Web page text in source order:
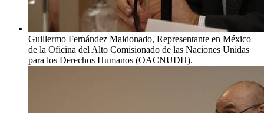
Guillermo Fernández Maldonado, Representante en México
de la Oficina del Alto Comisionado de las Naciones Unidas
para los Derechos Humanos (OACNUDH).